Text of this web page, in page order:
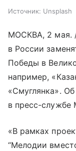
Источник: Unsplash
МОСКВА, 2 мая.
в России
Победы в
например,
«Смуглянка».
в пресс-службе
«В рамках
“Мелодии